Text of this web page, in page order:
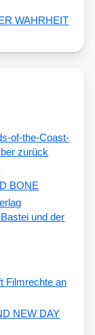
WAHRHEIT
of-the-Coast-
zurück
BONE
und der
Filmrechte an
NEW DAY